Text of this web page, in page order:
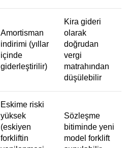
Amortisman
indirimi (yıllar
içinde
giderleştirilir)
Kira gideri
olarak
doğrudan
vergi
matrahından
düşülebilir
Eskime riski
yüksek
(eskiyen
forkliftin
Sözleşme
bitiminde yeni
model forklift